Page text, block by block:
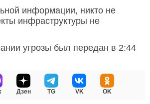
информации, никто не
инфраструктуры не
угрозы был передан в 2:44
Дзен TG VK OK